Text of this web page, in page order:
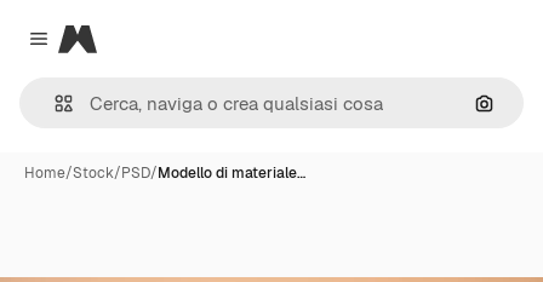
Close menu
Magnific
Cerca
Home/Stock/PSD/Modello di materiale…